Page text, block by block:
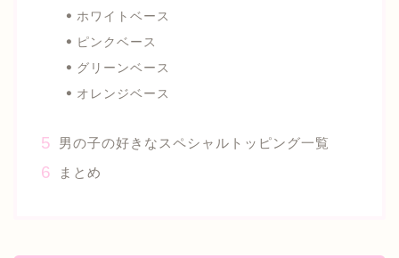
ホワイトベース
ピンクベース
グリーンベース
オレンジベース
男の子の好きなスペシャルトッピング一覧
まとめ